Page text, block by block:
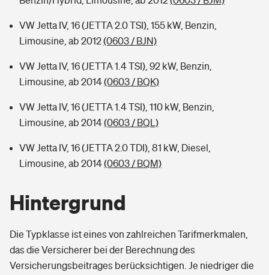
VW Jetta IV, 16 (JETTA 2.0 TSI), 155 kW, Benzin,
Limousine, ab 2012(0603 / BJN)
VW Jetta IV, 16 (JETTA 1.4 TSI), 92 kW, Benzin,
Limousine, ab 2014(0603 / BQK)
VW Jetta IV, 16 (JETTA 1.4 TSI), 110 kW, Benzin,
Limousine, ab 2014(0603 / BQL)
VW Jetta IV, 16 (JETTA 2.0 TDI), 81 kW, Diesel,
Limousine, ab 2014(0603 / BQM)
Hintergrund
Die Typklasse ist eines von zahlreichen Tarifmerkmalen,
das die Versicherer bei der Berechnung des
Versicherungsbeitrages berücksichtigen. Je niedriger die